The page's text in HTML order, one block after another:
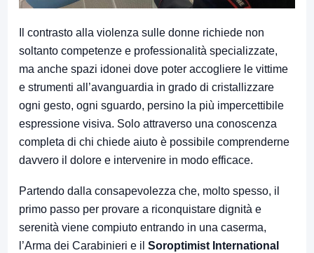
Il contrasto alla violenza sulle donne richiede non
soltanto competenze e professionalità specializzate,
ma anche spazi idonei dove poter accogliere le vittime
e strumenti all’avanguardia in grado di cristallizzare
ogni gesto, ogni sguardo, persino la più impercettibile
espressione visiva. Solo attraverso una conoscenza
completa di chi chiede aiuto è possibile comprenderne
davvero il dolore e intervenire in modo efficace.
Partendo dalla consapevolezza che, molto spesso, il
primo passo per provare a riconquistare dignità e
serenità viene compiuto entrando in una caserma,
l’Arma dei Carabinieri e il Soroptimist International